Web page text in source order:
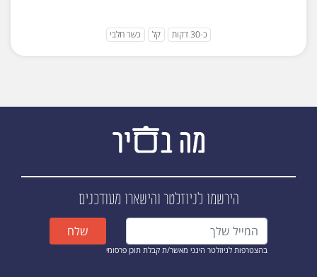
כ-30 דקות קל כשר חלבי
הירשמו לניוזלטרוהישארו מעודכנים
בהצטרפות לניוזלטר הינני מאשר/ת קבלת תוכן פרסומי
שלח